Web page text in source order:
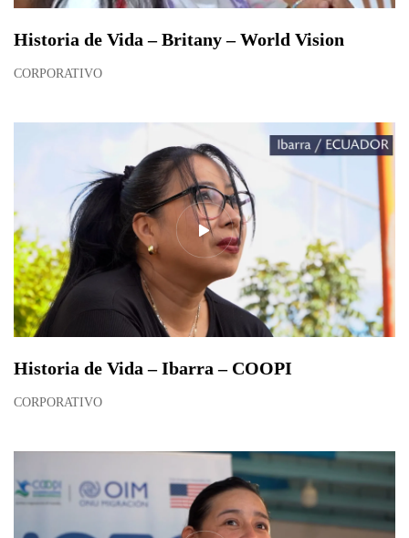
Historia de Vida – Britany – World Vision
CORPORATIVO
Historia de Vida – Ibarra – COOPI
CORPORATIVO